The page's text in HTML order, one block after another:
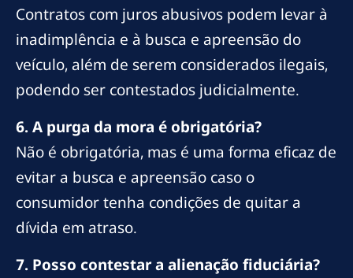
Contratos com juros abusivos podem levar à
inadimplência e à busca e apreensão do
veículo, além de serem considerados ilegais,
podendo ser contestados judicialmente.
6. A purga da mora é obrigatória?
Não é obrigatória, mas é uma forma eficaz de
evitar a busca e apreensão caso o
consumidor tenha condições de quitar a
dívida em atraso.
7. Posso contestar a alienação fiduciária?